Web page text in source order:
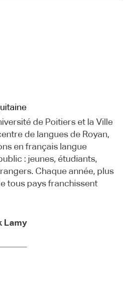
de Poitiers et la Ville
de langues de Royan,
en français langue
: jeunes, étudiants,
Chaque année, plus
tous pays franchissent
Lamy